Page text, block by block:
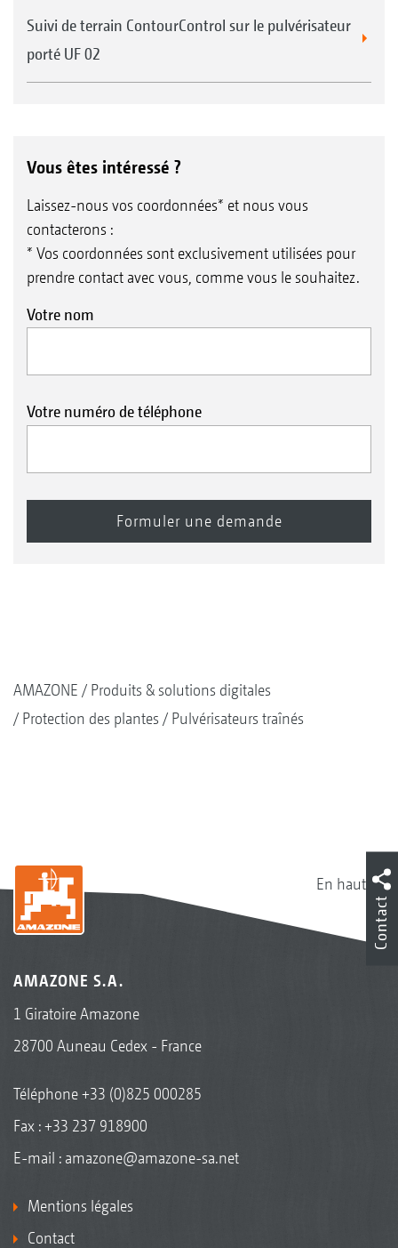
Suivi de terrain ContourControl sur le pulvérisateur
porté UF 02
Vous êtes intéressé ?
Laissez-nous vos coordonnées* et nous vous
contacterons :
* Vos coordonnées sont exclusivement utilisées pour
prendre contact avec vous, comme vous le souhaitez.
Votre nom
Votre numéro de téléphone
AMAZONE
Produits & solutions digitales
Protection des plantes
Pulvérisateurs traînés
En haut
AMAZONE S.A.
1 Giratoire Amazone
28700 Auneau Cedex - France
Téléphone+33 (0)825 000285
Fax : +33 237 918900
E-mail : amazone@amazone-sa.net
Mentions légales
Contact
Contact